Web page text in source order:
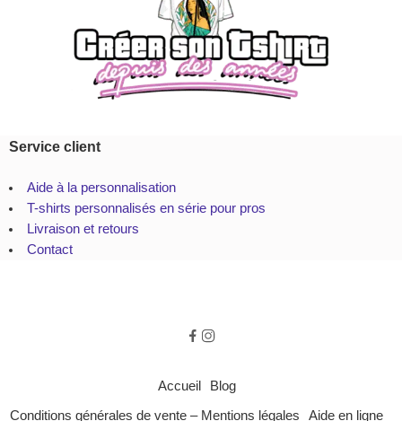
Service client
Aide à la personnalisation
T-shirts personnalisés en série pour pros
Livraison et retours
Contact
Accueil Blog
Conditions générales de vente – Mentions légales Aide en ligne